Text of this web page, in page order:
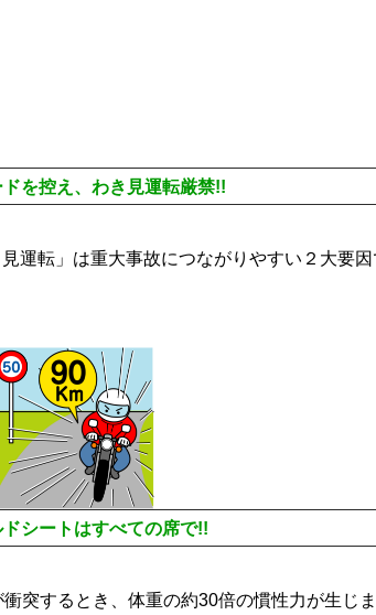
を控え、わき見運転厳禁!!
見運転」は重大事故につながりやすい２大要
シートはすべての席で!!
突するとき、体重の約30倍の慣性力が生じま